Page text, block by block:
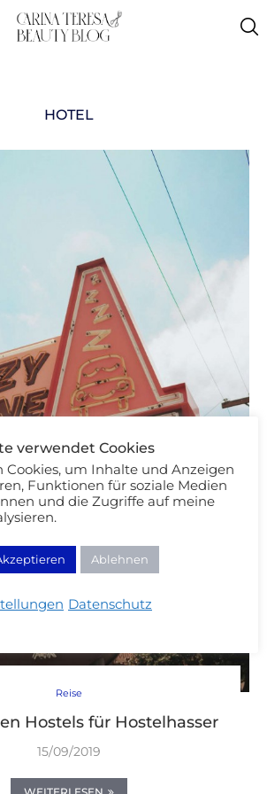
HOTEL
Reise
Hostels für Hostelhasser
15/09/2019
verwendet Cookies
Cookies, um Inhalte und Anzeigen
Funktionen für soziale Medien
und die Zugriffe auf meine
Ablehnen
Datenschutz